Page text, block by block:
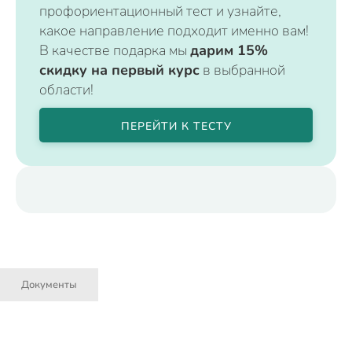
профориентационный тест и узнайте,
какое направление подходит именно вам!
В качестве подарка мы дарим 15%
скидку на первый курс в выбранной
области!
ПЕРЕЙТИ К ТЕСТУ
Документы